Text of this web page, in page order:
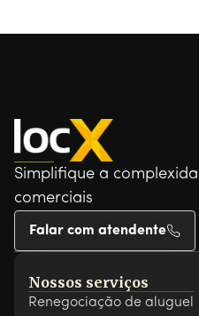
Simplifique a
comerciais
Falar com atendente
Nossos serviços
Renegociação de aluguel